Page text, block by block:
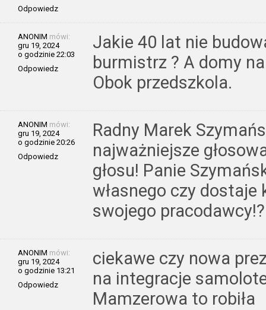
Odpowiedz
ANONIM mówi:
gru 19, 2024
o godzinie 22:03
Odpowiedz
Jakie 40 lat nie
burmistrz ? A domy na
Obok przedszkola.
ANONIM mówi:
gru 19, 2024
o godzinie 20:26
Odpowiedz
Radny Marek
najważniejsze
głosu! Panie
własnego czy dostaje
swojego
ANONIM mówi:
gru 19, 2024
o godzinie 13:21
Odpowiedz
ciekawe czy nowa
na integracje
Mamzerowa to robiła